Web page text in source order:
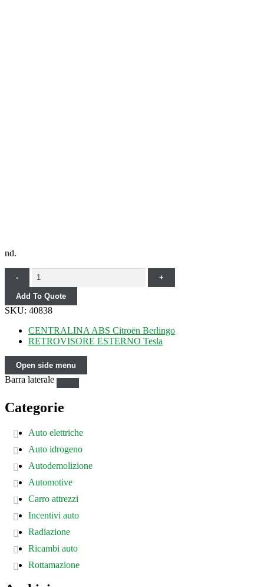
nd.
- Quantity +
Add To Quote
SKU: 40838
CENTRALINA ABS Citroën Berlingo
RETROVISORE ESTERNO Tesla
Open side menu
Barra laterale
Categorie
Auto elettriche
Auto idrogeno
Autodemolizione
Automotive
Carro attrezzi
Incentivi auto
Radiazione
Ricambi auto
Rottamazione